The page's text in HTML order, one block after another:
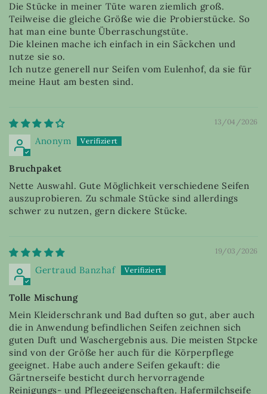
Die Stücke in meiner Tüte waren ziemlich groß.
Teilweise die gleiche Größe wie die Probierstücke. So
hat man eine bunte Überraschungstüte.
Die kleinen mache ich einfach in ein Säckchen und
nutze sie so.
Ich nutze generell nur Seifen vom Eulenhof, da sie für
meine Haut am besten sind.
13/04/2026
Anonym
Bruchpaket
Nette Auswahl. Gute Möglichkeit verschiedene Seifen
auszuprobieren. Zu schmale Stücke sind allerdings
schwer zu nutzen, gern dickere Stücke.
19/03/2026
Gertraud Banzhaf
Tolle Mischung
Mein Kleiderschrank und Bad duften so gut, aber auch
die in Anwendung befindlichen Seifen zeichnen sich
guten Duft und Waschergebnis aus. Die meisten Stpcke
sind von der Größe her auch für die Körperpflege
geeignet. Habe auch andere Seifen gekauft: die
Gärtnerseife besticht durch hervorragende
Reinigungs- und Pflegeeigenschaften. Hafermilchseife